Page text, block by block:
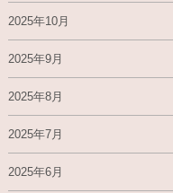
2025年10月
2025年9月
2025年8月
2025年7月
2025年6月